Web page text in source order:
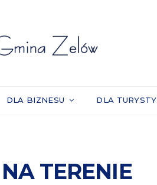
DLA BIZNESU DLA TURYSTY
TERENIE